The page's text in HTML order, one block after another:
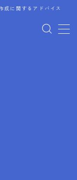
成に関するアドバイス